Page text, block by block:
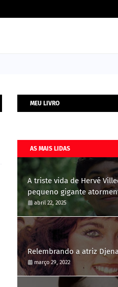
MEU LIVRO
AS MAIS LIDAS
A triste vida de Hervé
pequeno gigante
abril 22, 2025
Relembrando a atriz
março 29, 2022